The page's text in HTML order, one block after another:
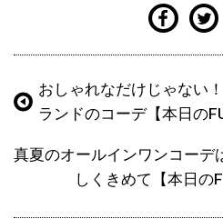
おしゃれなだけじゃない
ランドのコーデ【本日の
真夏のオールインワンコーデ
しくきめて【本日の